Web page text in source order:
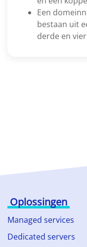
Een
bestaan uit
derde en
Oplossingen
Managed services
Dedicated servers